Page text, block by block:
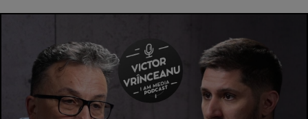
SuperLiga
Liga 2
Cupa României
Echipa Națională